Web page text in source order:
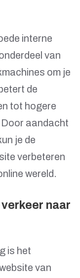
interne
van
om je
de
tot hogere
aandacht
je de
verbeteren
wereld.
naar
is het
van